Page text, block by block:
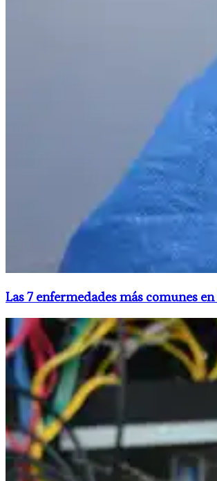
​Las 7 enfermedades más comunes